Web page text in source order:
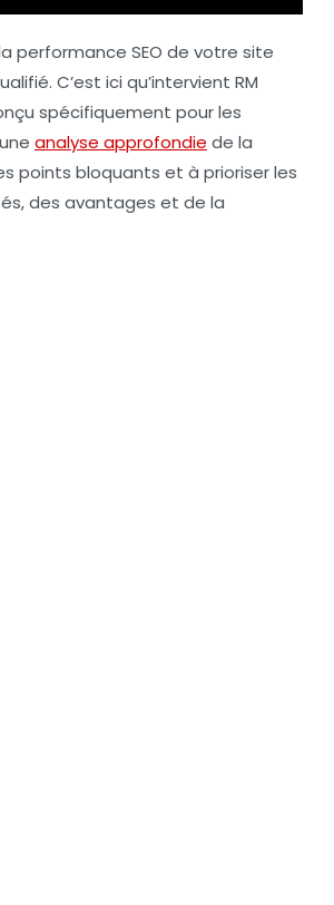
performance SEO de votre site
C’est ici qu’intervient RM
spécifiquement pour les
analyse approfondie de la
points bloquants et à prioriser les
des avantages et de la